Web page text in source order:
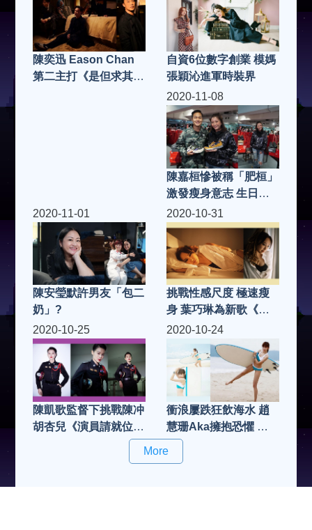
陳奕迅 Eason Chan
第二主打《是但求其
自資6位數字創業 模媽
張穎沁進軍時裝界
2020-11-08
陳嘉桓慘被稱「肥桓」
激發瘦身意志 生日與
家人過
2020-11-01
陳安瑩默許男友「包二
奶」?
2020-10-31
挑戰性感尺度 極速瘦
身 葉巧琳為新歌《二
人份》MV 入行以來最
性感演出
2020-10-25
陳凱歌監督下挑戰陳冲
胡杏兒《演員請就位
2020-10-24
衝浪屢跌狂飲海水 趙
慧珊Aka擁抱恐懼 人
前晒小三角
More